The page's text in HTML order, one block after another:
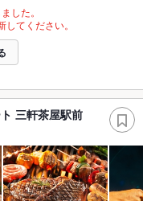
した。
てください。
三軒茶屋駅前